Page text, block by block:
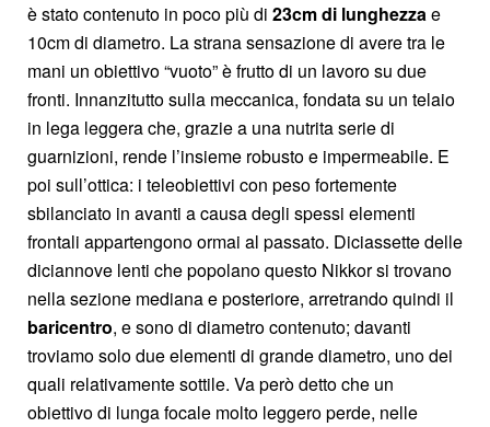
è stato contenuto in poco più di 23cm di lunghezzae
10cm di diametro. La strana sensazione di avere tra le
mani un obiettivo “vuoto” è frutto di un lavoro su due
fronti. Innanzitutto sulla meccanica, fondata su un telaio
in lega leggera che, grazie a una nutrita serie di
guarnizioni, rende l’insieme robusto e impermeabile. E
poi sull’ottica: i teleobiettivi con peso fortemente
sbilanciato in avanti a causa degli spessi elementi
frontali appartengono ormai al passato. Diciassette delle
diciannove lenti che popolano questo Nikkor si trovano
nella sezione mediana e posteriore, arretrando quindi il
baricentro, e sono di diametro contenuto; davanti
troviamo solo due elementi di grande diametro, uno dei
quali relativamente sottile. Va però detto che un
obiettivo di lunga focale molto leggero perde, nelle